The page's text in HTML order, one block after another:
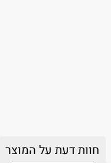
חוות דעת על המוצר